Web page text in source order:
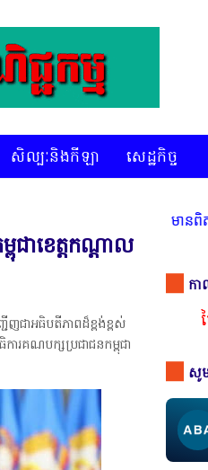
សិល្បៈនិងកីឡា សេដ្ឋកិច្ច
ាខេត្តកណ្ដាល
ញជាអធិបតីភាពដ៏ខ្ពង់ខ្ពស់
រគណបក្សប្រជាជនកម្ពុជា
នឡាញ ជាព័ត៌មានពិត រហ័ស អព្យាក្រឹ
កា
សូម